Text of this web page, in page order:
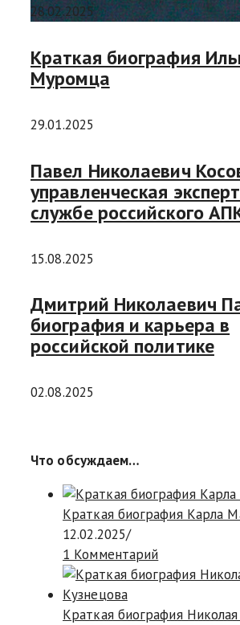
28.02.2025
Краткая биография
Муромца
29.01.2025
Павел Николаевич
управленческая
службе российского
15.08.2025
Дмитрий Николаевич
биография и карьера в
российской политике
02.08.2025
Что обсуждаем…
Краткая биография Карла
12.02.2025/
1 Комментарий
Краткая биография